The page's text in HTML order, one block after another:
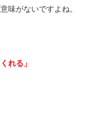
味がないですよね。
れる」